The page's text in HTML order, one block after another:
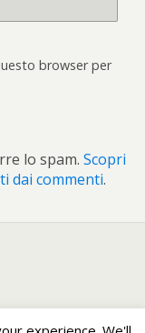
browser per
lo spam. Scopri
dai commenti.